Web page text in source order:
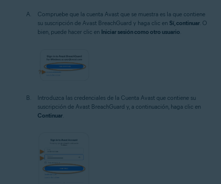
Compruebe que la cuenta Avast que se muestra es la que contiene
su suscripción de Avast BreachGuard y haga clic en Sí, continuar . O
bien, puede hacer clic en Iniciar sesión como otro usuario
Introduzca las credenciales de la Cuenta Avast que contiene su
suscripción de Avast BreachGuard y, a continuación, haga clic en
Continuar